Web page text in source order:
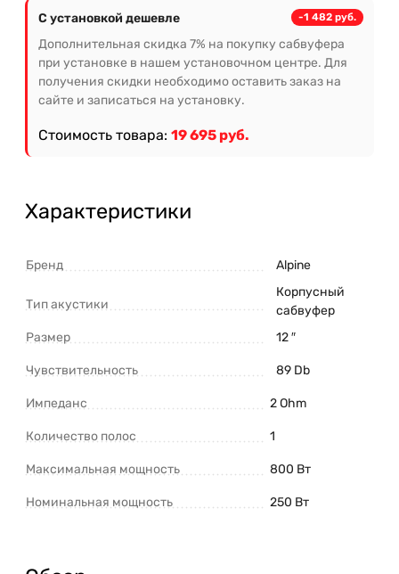
С установкой дешевле -1 482 руб.
Дополнительная скидка 7% на покупку сабвуфера
при установке в нашем установочном центре. Для
получения скидки необходимо оставить заказ на
сайте и записаться на установку.
Стоимость товара: 19 695 руб.
Характеристики
Бренд Alpine
Тип акустики
Корпусный
сабвуфер
Размер
12 ″
Чувствительность 89 Db
Импеданс 2 Ohm
Количество полос 1
Максимальная мощность 800 Вт
Номинальная мощность 250 Вт